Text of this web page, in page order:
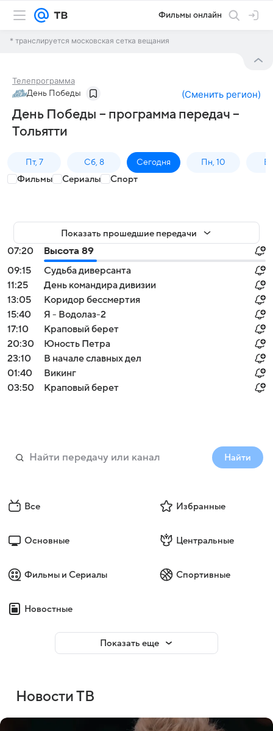
Фильмы онлайн
* транслируется московская сетка вещания
Телепрограмма
День Победы (Сменить регион)
День Победы – программа передач –
Тольятти
Пт, 7 Сб, 8 Сегодня Пн, 10
Фильмы Сериалы Спорт
Показать прошедшие передачи
07:20
Высота 89
09:15
Судьба диверсанта
11:25
День командира дивизии
13:05
Коридор бессмертия
15:40
Я - Водолаз-2
17:10
Краповый берет
20:30
Юность Петра
23:10
В начале славных дел
01:40
Викинг
03:50
Краповый берет
Найти
Все Избранные
Основные Центральные
Фильмы и Сериалы Спортивные
Новостные
Показать еще
Новости ТВ